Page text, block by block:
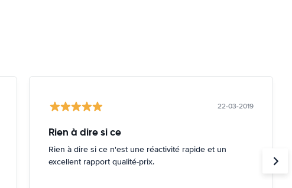
22-03-2019
Rien à dire si ce
Rien à dire si ce n'est une réactivité rapide et un
excellent rapport qualité-prix.